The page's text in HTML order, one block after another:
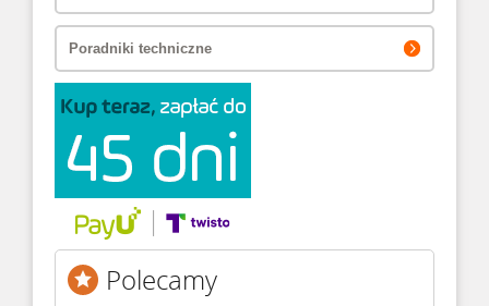
Poradniki techniczne
Polecamy